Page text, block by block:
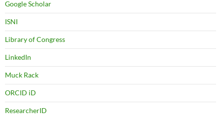
Google Scholar
ISNI
Library of Congress
LinkedIn
Muck Rack
ORCID iD
ResearcherID